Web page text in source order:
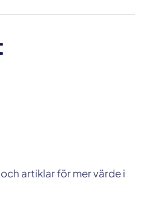
artiklar för mer värde i